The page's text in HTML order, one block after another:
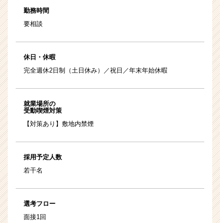
勤務時間
要相談
休日・休暇
完全週休2日制（土日休み）／祝日／年末年始休暇
就業場所の
受動喫煙対策
【対策あり】敷地内禁煙
採用予定人数
若干名
選考フロー
面接1回